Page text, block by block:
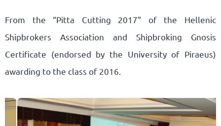
From the “Pitta Cutting 2017” of the Hellenic
Shipbrokers Association and Shipbroking Gnosis
Certificate (endorsed by the University of Piraeus)
awarding to the class of 2016.